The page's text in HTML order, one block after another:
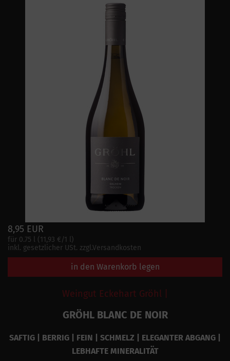
8,95 EUR
für 0.75 l (11,93 €/1 l)
inkl. gesetzlicher USt. zzgl.Versandkosten
in den Warenkorb legen
Weingut Eckehart Gröhl |
GRÖHL BLANC DE NOIR
SAFTIG | BERRIG | FEIN | SCHMELZ | ELEGANTER ABGANG |
LEBHAFTE MINERALITÄT